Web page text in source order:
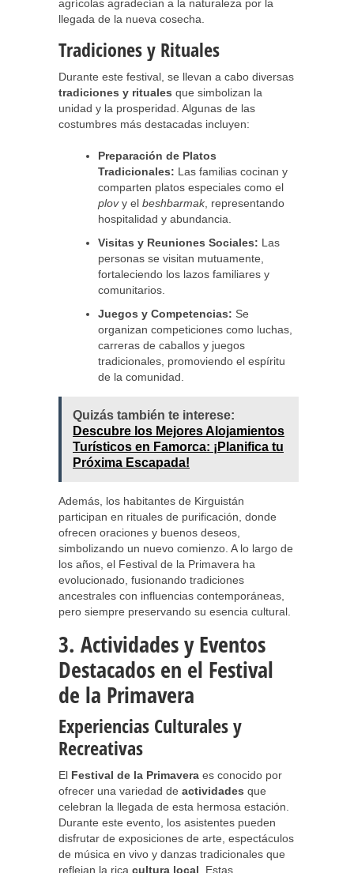
agrícolas agradecían a la naturaleza por la
llegada de la nueva cosecha.
Tradiciones y Rituales
Durante este festival, se llevan a cabo diversas
tradiciones y rituales que simbolizan la
unidad y la prosperidad. Algunas de las
costumbres más destacadas incluyen:
Preparación de Platos
Tradicionales: Las familias cocinan y
comparten platos especiales como el
plovy el beshbarmak, representando
hospitalidad y abundancia.
Visitas y Reuniones Sociales: Las
personas se visitan mutuamente,
fortaleciendo los lazos familiares y
comunitarios.
Juegos y Competencias: Se
organizan competiciones como luchas,
carreras de caballos y juegos
tradicionales, promoviendo el espíritu
de la comunidad.
Quizás también te interese:
Descubre los Mejores Alojamientos
Turísticos en Famorca: ¡Planifica tu
Próxima Escapada!
Además, los habitantes de Kirguistán
participan en rituales de purificación, donde
ofrecen oraciones y buenos deseos,
simbolizando un nuevo comienzo. A lo largo de
los años, el Festival de la Primavera ha
evolucionado, fusionando tradiciones
ancestrales con influencias contemporáneas,
pero siempre preservando su esencia cultural.
3. Actividades y Eventos
Destacados en el Festival
de la Primavera
Experiencias Culturales y
Recreativas
El Festival de la Primavera es conocido por
ofrecer una variedad de actividades que
celebran la llegada de esta hermosa estación.
Durante este evento, los asistentes pueden
disfrutar de exposiciones de arte, espectáculos
de música en vivo y danzas tradicionales que
reflejan la rica cultura local . Estas